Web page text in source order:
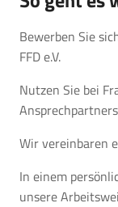
Bewerben Sie
FFD e.V.
Nutzen Sie bei
Wir vereinbaren
In einem
unsere